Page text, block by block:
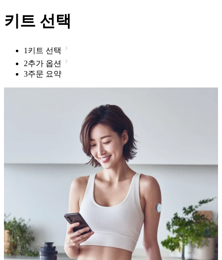
키트 선택
1 키트 선택
2추가 옵션
3주문 요약